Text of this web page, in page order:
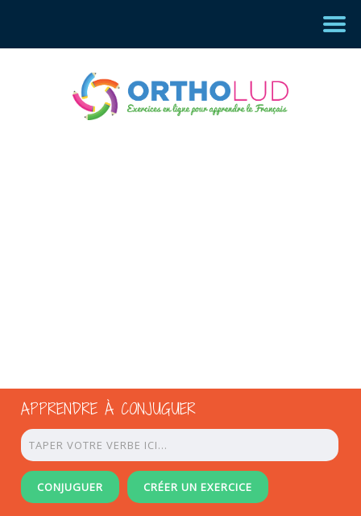
APPRENDRE À CONJUGUER
CONJUGUER CRÉER UN EXERCICE